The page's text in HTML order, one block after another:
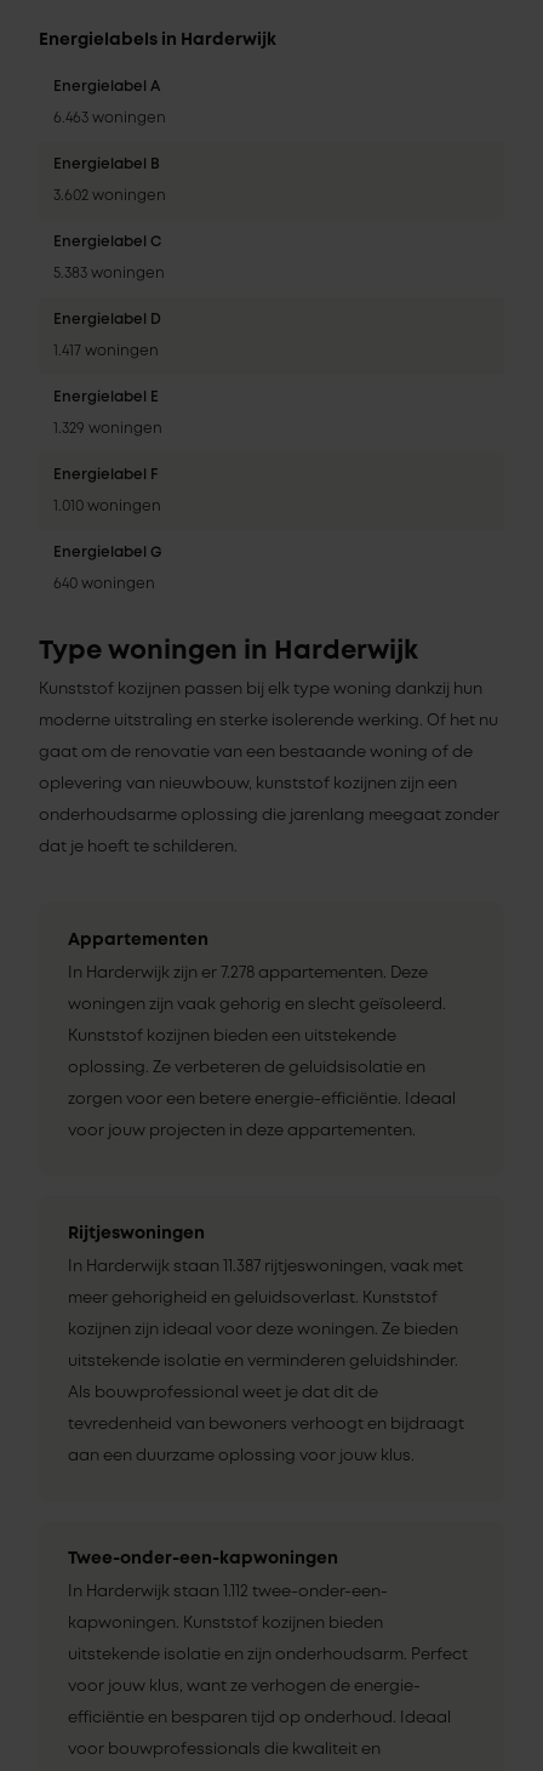
Energielabels in Harderwijk
Energielabel A
6.463 woningen
Energielabel B
3.602 woningen
Energielabel C
5.383 woningen
Energielabel D
1.417 woningen
Energielabel E
1.329 woningen
Energielabel F
1.010 woningen
Energielabel G
640 woningen
Type woningen in Harderwijk
Kunststof kozijnen passen bij elk type woning dankzij hun
moderne uitstraling en sterke isolerende werking. Of het nu
gaat om de renovatie van een bestaande woning of de
oplevering van nieuwbouw, kunststof kozijnen zijn een
onderhoudsarme oplossing die jarenlang meegaat zonder
dat je hoeft te schilderen.
Appartementen
In Harderwijk zijn er 7.278 appartementen. Deze
woningen zijn vaak gehorig en slecht geïsoleerd.
Kunststof kozijnen bieden een uitstekende
oplossing. Ze verbeteren de geluidsisolatie en
zorgen voor een betere energie-efficiëntie. Ideaal
voor jouw projecten in deze appartementen.
Rijtjeswoningen
In Harderwijk staan 11.387 rijtjeswoningen, vaak met
meer gehorigheid en geluidsoverlast. Kunststof
kozijnen zijn ideaal voor deze woningen. Ze bieden
uitstekende isolatie en verminderen geluidshinder.
Als bouwprofessional weet je dat dit de
tevredenheid van bewoners verhoogt en bijdraagt
aan een duurzame oplossing voor jouw klus.
Twee-onder-een-kapwoningen
In Harderwijk staan 1.112 twee-onder-een-
kapwoningen. Kunststof kozijnen bieden
uitstekende isolatie en zijn onderhoudsarm. Perfect
voor jouw klus, want ze verhogen de energie-
efficiëntie en besparen tijd op onderhoud. Ideaal
voor bouwprofessionals die kwaliteit en